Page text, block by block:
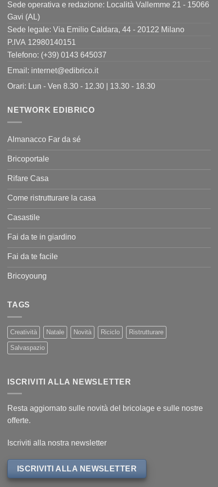
Sede operativa e redazione: Località Vallemme 21 - 15066
Gavi (AL)
Sede legale: Via Emilio Caldara, 44 - 20122 Milano
P.IVA 12980140151
Telefono: (+39) 0143 645037
Email: internet@edibrico.it
Orari: Lun - Ven 8.30 - 12.30 | 13.30 - 18.30
NETWORK EDIBRICO
Almanacco Far da sé
Bricoportale
Rifare Casa
Come ristrutturare la casa
Casastile
Fai da te in giardino
Fai da te facile
Bricoyoung
TAGS
Creatività Natale Novità Riciclo Ristrutturare
Salvaspazio
ISCRIVITI ALLA NEWSLETTER
Resta aggiornato sulle novità del bricolage e sulle nostre
offerte.
Iscriviti alla nostra newsletter
ISCRIVITI ALLA NEWSLETTER